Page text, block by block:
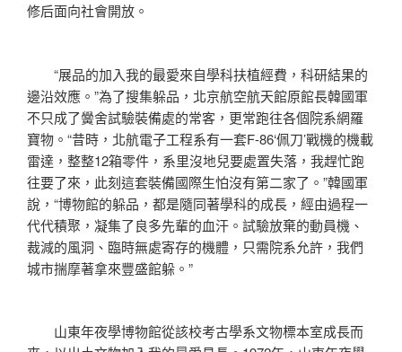
修后面向社會開放。
“展品的加入我的最愛來自學科扶植經費，科研結果的
邊沿效應。”為了搜集躲品，北京航空航天館原館長韓國軍
不只成了黌舍試驗裝備處的常客，更常跑往各個院系網羅
寶物。“昔時，北航電子工程系有一套F-86‘佩刀’戰機的機載
雷達，整整12箱零件，系里沒地兒要處置失落，我趕忙跑
往要了來，此刻這套裝備國際生怕沒有第二家了。”韓國軍
說，“博物館的躲品，都是隨同著學科的成長，經由過程一
代代積聚，凝集了良多先輩的血汗。試驗放棄的動員機、
裁減的風洞、臨時無處寄存的機體，只需院系允許，我們
城市揣摩著拿來豐盛館躲。”
山東年夜學博物館從該校考古學系文物標本室成長而